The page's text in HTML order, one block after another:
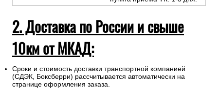
2. Доставка по России и свыше
10км от МКАД:
Сроки и стоимость доставки транспортной компанией
(СДЭК, Боксберри) рассчитывается автоматически на
странице оформления заказа.